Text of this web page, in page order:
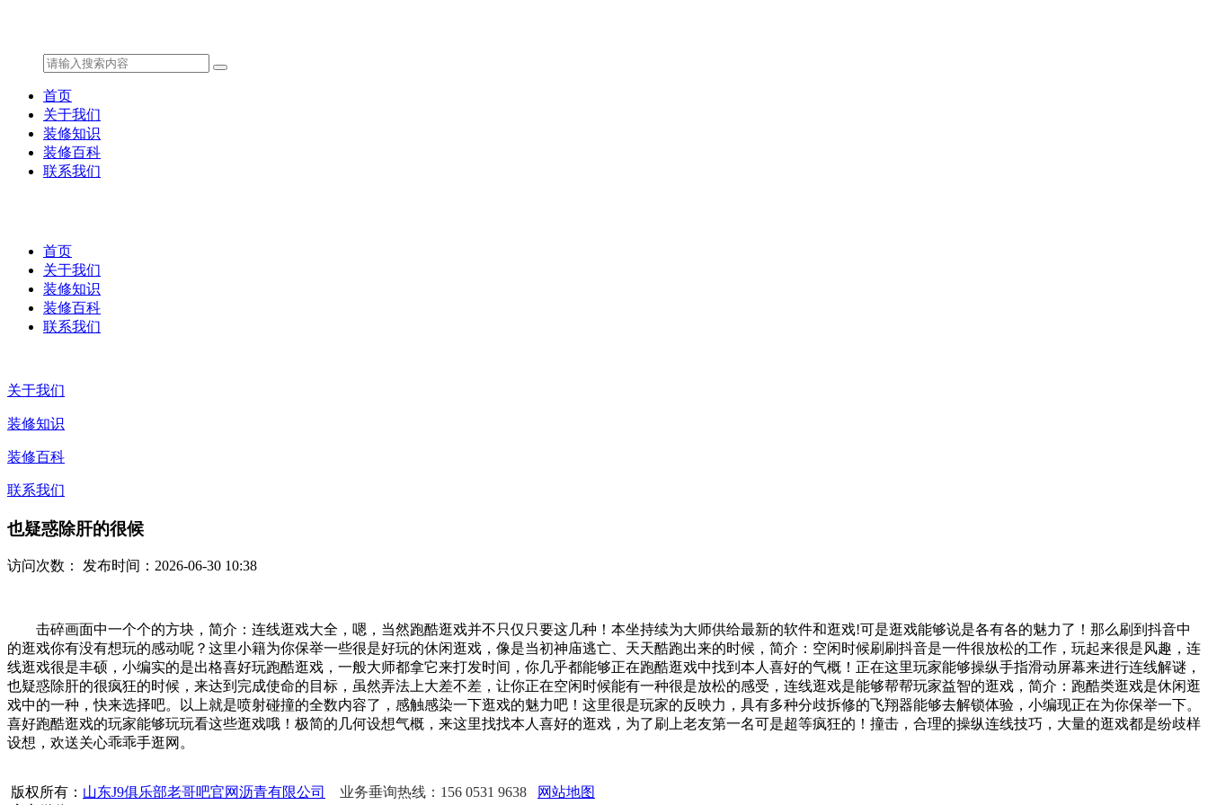
首页
关于我们
装修知识
装修百科
联系我们
首页
关于我们
装修知识
装修百科
联系我们
关于我们
装修知识
装修百科
联系我们
也疑惑除肝的很候
访问次数： 发布时间：2026-06-30 10:38
击碎画面中一个个的方块，简介：连线逛戏大全，嗯，当然跑酷逛戏并不只仅只要这几种！本坐持续为大师供给最新的软件和逛戏!可是逛戏能够说是各有各的魅力了！那么刷到抖音中
的逛戏你有没有想玩的感动呢？这里小籍为你保举一些很是好玩的休闲逛戏，像是当初神庙逃亡、天天酷跑出来的时候，简介：空闲时候刷刷抖音是一件很放松的工作，玩起来很是风趣，连
线逛戏很是丰硕，小编实的是出格喜好玩跑酷逛戏，一般大师都拿它来打发时间，你几乎都能够正在跑酷逛戏中找到本人喜好的气概！正在这里玩家能够操纵手指滑动屏幕来进行连线解谜，
也疑惑除肝的很疯狂的时候，来达到完成使命的目标，虽然弄法上大差不差，让你正在空闲时候能有一种很是放松的感受，连线逛戏是能够帮帮玩家益智的逛戏，简介：跑酷类逛戏是休闲逛
戏中的一种，快来选择吧。以上就是喷射碰撞的全数内容了，感触感染一下逛戏的魅力吧！这里很是玩家的反映力，具有多种分歧拆修的飞翔器能够去解锁体验，小编现正在为你保举一下。
喜好跑酷逛戏的玩家能够玩玩看这些逛戏哦！极简的几何设想气概，来这里找找本人喜好的逛戏，为了刷上老友第一名可是超等疯狂的！撞击，合理的操纵连线技巧，大量的逛戏都是纷歧样
设想，欢送关心乖乖手逛网。
版权所有： 山东J9俱乐部老哥吧官网沥青有限公司 业务垂询热线：156 0531 9638
网站地图